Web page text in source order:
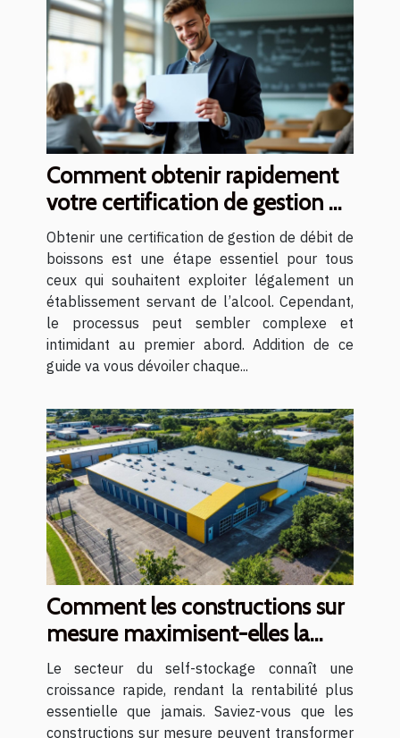
Comment obtenir rapidement
votre certification de gestion de
débit de boissons ?
Obtenir une certification de gestion de débit de
boissons est une étape essentiel pour tous
ceux qui souhaitent exploiter légalement un
établissement servant de l’alcool. Cependant,
le processus peut sembler complexe et
intimidant au premier abord. Addition de ce
guide va vous dévoiler chaque...
Comment les constructions sur
mesure maximisent-elles la
rentabilité du self-stockage ?
Le secteur du self-stockage connaît une
croissance rapide, rendant la rentabilité plus
essentielle que jamais. Saviez-vous que les
constructions sur mesure peuvent transformer